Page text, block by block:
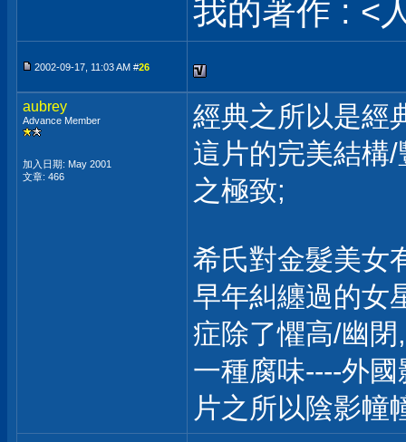
我的著作 : <
2002-09-17, 11:03 AM #26
aubrey
Advance Member
加入日期: May 2001
文章: 466
經典之所以是經
這片的完美結構
之極致;
希氏對金髮美女
早年糾纏過的女
症除了懼高/幽
一種腐味----外
片之所以陰影幢